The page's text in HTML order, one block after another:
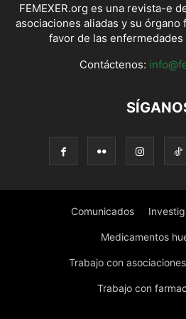
FEMEXER.org es una revista-e
asociaciones aliadas y su órgano
favor de las
Contáctenos:
Comunicados
Medicamentos
Trabajo con
Trabajo con